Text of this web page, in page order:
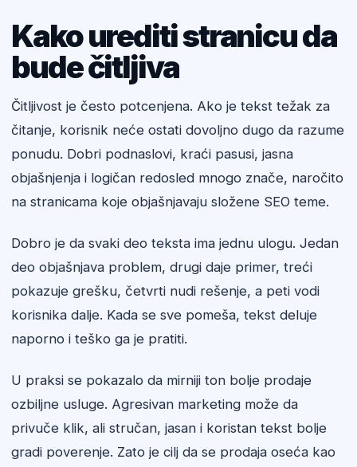
Kako urediti stranicu da
bude čitljiva
Čitljivost je često potcenjena. Ako je tekst težak za
čitanje, korisnik neće ostati dovoljno dugo da razume
ponudu. Dobri podnaslovi, kraći pasusi, jasna
objašnjenja i logičan redosled mnogo znače, naročito
na stranicama koje objašnjavaju složene SEO teme.
Dobro je da svaki deo teksta ima jednu ulogu. Jedan
deo objašnjava problem, drugi daje primer, treći
pokazuje grešku, četvrti nudi rešenje, a peti vodi
korisnika dalje. Kada se sve pomeša, tekst deluje
naporno i teško ga je pratiti.
U praksi se pokazalo da mirniji ton bolje prodaje
ozbiljne usluge. Agresivan marketing može da
privuče klik, ali stručan, jasan i koristan tekst bolje
gradi poverenje. Zato je cilj da se prodaja oseća kao